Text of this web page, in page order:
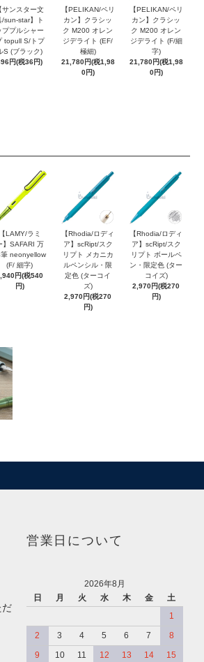
サンスター文
/sun-star】ト
ププルシャー
topull S/トプ
S (ブラック)
円(税36円)
【PELIKAN/ペリ
カン】クラシッ
ク M200 オレン
ジデライト (EF/
極細)
21,780円(税1,98
0円)
【PELIKAN/ペリ
カン】クラシッ
ク M200 オレン
ジデライト (F/細
字)
21,780円(税1,98
0円)
【LAMY/ラミ
】SAFARI 万
neonyellow
(F/ 細字)
円(税540
円)
【Rhodia/ロディ
ア】scRipt/スク
リプト メカニカ
ルペンシル・限
定色 (ターコイ
ズ)
2,970円(税270
円)
【Rhodia/ロディ
ア】scRipt/スク
リプト ボールペ
ン・限定色 (ター
コイズ)
2,970円(税270
円)
だ
営業日について
2026年8月
日
月 火 水 木 金
土
1
2
3 4 5 6 7
8
9
10 11 12 13 14
15